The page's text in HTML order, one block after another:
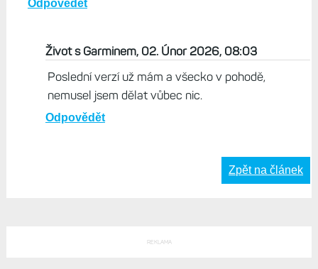
Odpovědět
Brad, 01. Únor 2026, 09:29
Hned za 12 hodin vyšla verze, která tento problém
nemá, takže si v klidu aktualizuj. Mě to postihlo, stačilo
jen znovu spárovat. Zůstaly mi i karty v Garmin Pay a